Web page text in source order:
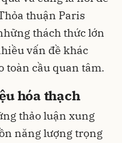
thuận Paris
thách thức lớn
vấn đề khác
toàn cầu quan tâm.
hóa thạch
thảo luận xung
năng lượng trọng